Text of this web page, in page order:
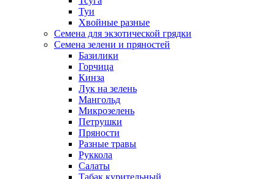
Туи
Хвойные разные
Семена для экзотической грядки
Семена зелени и пряностей
Базилики
Горчица
Кинза
Лук на зелень
Мангольд
Микрозелень
Петрушки
Пряности
Разные травы
Руккола
Салаты
Табак курительный